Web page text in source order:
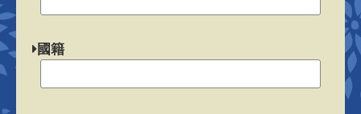
國籍